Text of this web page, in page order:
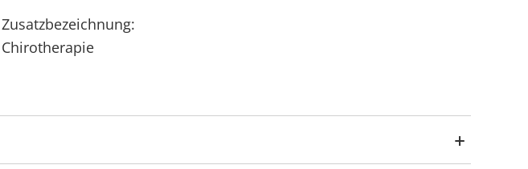
Zusatzbezeichnung:
Chirotherapie